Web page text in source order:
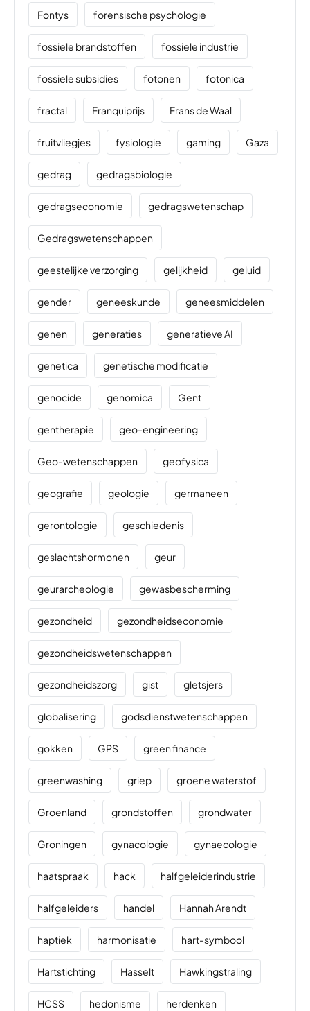
Fontys forensische psychologie
fossiele brandstoffen fossiele industrie
fossiele subsidies fotonen fotonica
fractal Franquiprijs Frans de Waal
fruitvliegjes fysiologie gaming Gaza
gedrag gedragsbiologie
gedragseconomie gedragswetenschap
Gedragswetenschappen
geestelijke verzorging gelijkheid geluid
gender geneeskunde geneesmiddelen
genen generaties generatieve AI
genetica genetische modificatie
genocide genomica Gent
gentherapie geo-engineering
Geo-wetenschappen geofysica
geografie geologie germaneen
gerontologie geschiedenis
geslachtshormonen geur
geurarcheologie gewasbescherming
gezondheid gezondheidseconomie
gezondheidswetenschappen
gezondheidszorg gist gletsjers
globalisering godsdienstwetenschappen
gokken GPS green finance
greenwashing griep groene waterstof
Groenland grondstoffen grondwater
Groningen gynacologie gynaecologie
haatspraak hack halfgeleiderindustrie
halfgeleiders handel Hannah Arendt
haptiek harmonisatie hart-symbool
Hartstichting Hasselt Hawkingstraling
HCSS hedonisme herdenken